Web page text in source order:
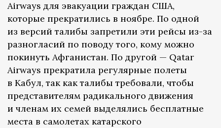
Airways для эвакуации граждан США,
которые прекратились в ноябре. По одной
из версий талибы запретили эти рейсы из-за
разногласий по поводу того, кому можно
покинуть Афганистан. По другой — Qatar
Airways прекратила регулярные полеты
в Кабул, так как талибы требовали, чтобы
представителям радикального движения
и членам их семей выделялись бесплатные
места в самолетах катарского